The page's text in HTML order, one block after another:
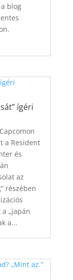
blog
ígéri
a Resident
és
az
részében
„japán
a...